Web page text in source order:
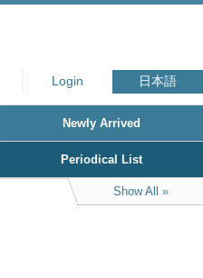
Login 日本語
Newly Arrived
Periodical List
Show All